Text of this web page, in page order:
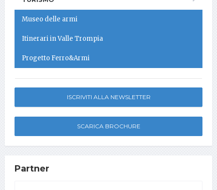
Museo delle armi
Itinerari in Valle Trompia
Progetto Ferro&Armi
ISCRIVITI ALLA NEWSLETTER
SCARICA BROCHURE
Partner